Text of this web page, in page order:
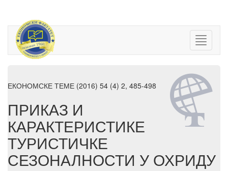
ЕКОНОМСКЕ ТЕМЕ (2016) 54 (4) 2, 485-498
ПРИКАЗ И
КАРАКТЕРИСТИКЕ
ТУРИСТИЧКЕ
СЕЗОНАЛНОСТИ У ОХРИДУ